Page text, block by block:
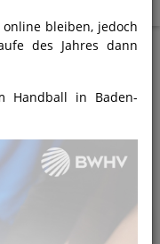
Platz
bleiben, jedoch
des Jahres dann
Handball in Baden-